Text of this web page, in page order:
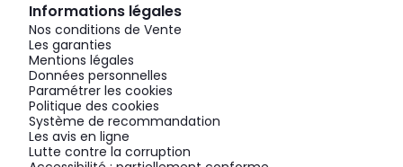
Informations légales
Nos conditions de Vente
Les garanties
Mentions légales
Données personnelles
Paramétrer les cookies
Politique des cookies
Système de recommandation
Les avis en ligne
Lutte contre la corruption